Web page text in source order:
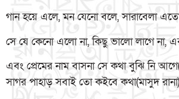
গান হয়ে এলে, মন যেনো বলে, সারাবেলা
সে যে কেনো এলো না, কিছু ভালো লাগে না,
এবং প্রেমের নাম বাসনা সে কথা বুঝি নি
সাগর পাহাড় সবাই তো কইবে কথা(মাসুদ